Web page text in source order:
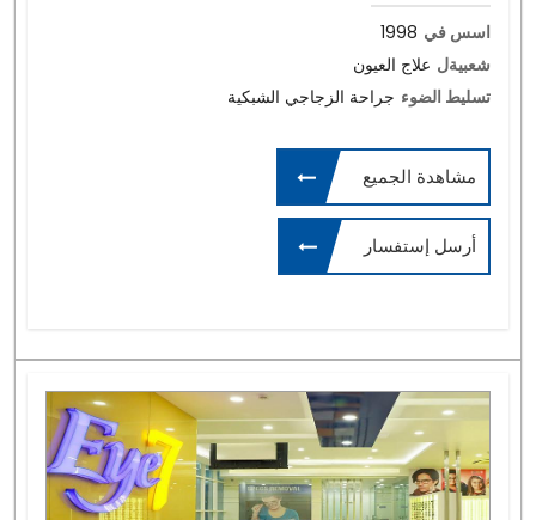
اسس في 1998
شعبيةل علاج العيون
تسليط الضوء جراحة الزجاجي الشبكية
مشاهدة الجميع
أرسل إستفسار